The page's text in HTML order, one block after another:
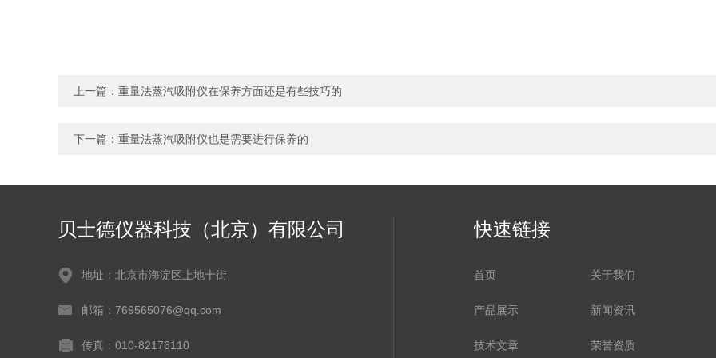
上一篇： 重量法蒸汽吸附仪在保养方面还是有些技巧的
下一篇： 重量法蒸汽吸附仪也是需要进行保养的
贝士德仪器科技（北京）有限公司
地址：北京市海淀区上地十街
邮箱：769565076@qq.com
传真：010-82176110
快速链接
首页 关于我们
产品展示 新闻资讯
技术文章 荣誉资质